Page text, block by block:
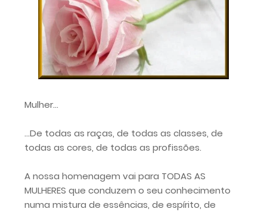
Mulher...
...De todas as raças, de todas as classes, de
todas as cores, de todas as profissões.
A nossa homenagem vai para TODAS AS
MULHERES que conduzem o seu conhecimento
numa mistura de essências, de espírito, de